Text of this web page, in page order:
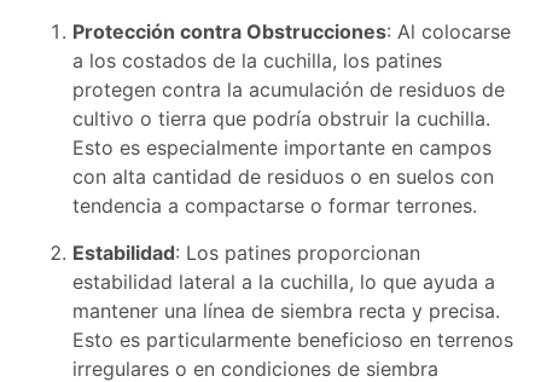
Protección contra Obstrucciones: Al colocarse
a los costados de la cuchilla, los patines
protegen contra la acumulación de residuos de
cultivo o tierra que podría obstruir la cuchilla.
Esto es especialmente importante en campos
con alta cantidad de residuos o en suelos con
tendencia a compactarse o formar terrones.
Estabilidad: Los patines proporcionan
estabilidad lateral a la cuchilla, lo que ayuda a
mantener una línea de siembra recta y precisa.
Esto es particularmente beneficioso en terrenos
irregulares o en condiciones de siembra